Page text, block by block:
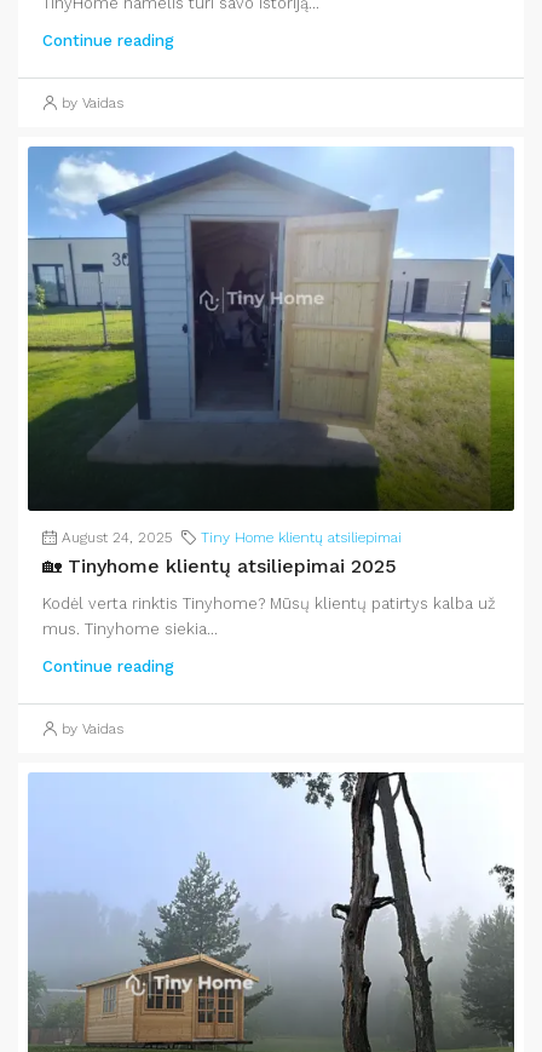
Continue reading
by Vaidas
August 24, 2025 Tiny Home klientų atsiliepimai
🏡 Tinyhome klientų atsiliepimai 2025
Kodėl verta rinktis Tinyhome? Mūsų klientų patirtys kalba už
mus. Tinyhome siekia...
Continue reading
by Vaidas